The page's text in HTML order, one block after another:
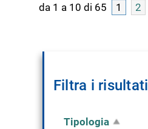
da 1 a 10 di 65 1 2
Filtra i risultati
Tipologia